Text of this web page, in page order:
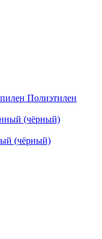
Полиэтилен
(чёрный)
(чёрный)